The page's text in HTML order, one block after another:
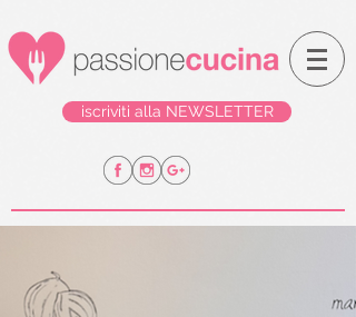
iscriviti alla NEWSLETTER